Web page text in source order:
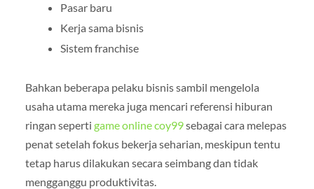
Pasar baru
Kerja sama bisnis
Sistem franchise
Bahkan beberapa pelaku bisnis sambil mengelola
usaha utama mereka juga mencari referensi hiburan
ringan seperti game online coy99sebagai cara melepas
penat setelah fokus bekerja seharian, meskipun tentu
tetap harus dilakukan secara seimbang dan tidak
mengganggu produktivitas.